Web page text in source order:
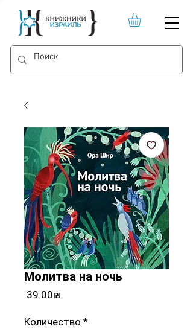
Молитва на ночь
‏39.00 ‏₪
Количество *